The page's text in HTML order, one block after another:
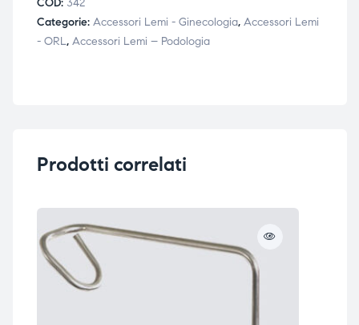
COD: 342
Categorie: Accessori Lemi - Ginecologia, Accessori Lemi
- ORL, Accessori Lemi – Podologia
Prodotti correlati